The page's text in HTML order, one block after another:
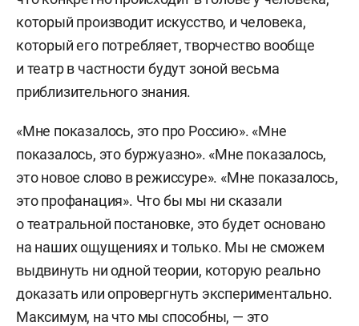
который производит искусство, и человека,
который его потребляет, творчество вообще
и театр в частности будут зоной весьма
приблизительного знания.
«Мне показалось, это про Россию». «Мне
показалось, это буржуазно». «Мне показалось,
это новое слово в режиссуре». «Мне показалось,
это профанация». Что бы мы ни сказали
о театральной постановке, это будет основано
на наших ощущениях и только. Мы не сможем
выдвинуть ни одной теории, которую реально
доказать или опровергнуть экспериментально.
Максимум, на что мы способны, — это